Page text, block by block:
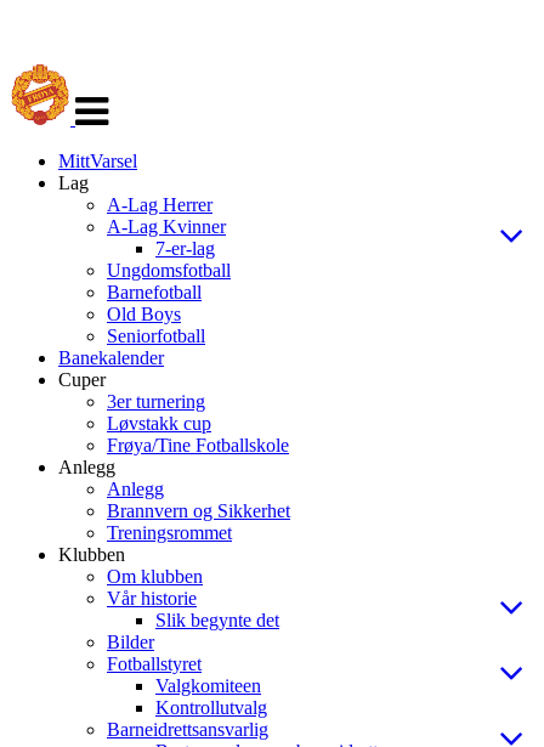
navigasjon
MittVarsel
Lag
A-Lag Herrer
A-Lag Kvinner
7-er-lag
Ungdomsfotball
Barnefotball
Old Boys
Seniorfotball
Banekalender
Cuper
3er turnering
Løvstakk cup
Frøya/Tine Fotballskole
Anlegg
Anlegg
Brannvern og Sikkerhet
Treningsrommet
Klubben
Om klubben
Vår historie
Slik begynte det
Bilder
Fotballstyret
Valgkomiteen
Kontrollutvalg
Barneidrettsansvarlig